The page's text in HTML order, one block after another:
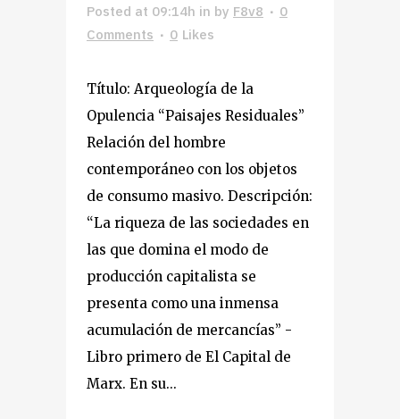
Posted at 09:14h in by F8v8
0
Comments
0 Likes
Título: Arqueología de la
Opulencia “Paisajes Residuales”
Relación del hombre
contemporáneo con los objetos
de consumo masivo. Descripción:
“La riqueza de las sociedades en
las que domina el modo de
producción capitalista se
presenta como una inmensa
acumulación de mercancías” -
Libro primero de El Capital de
Marx. En su...